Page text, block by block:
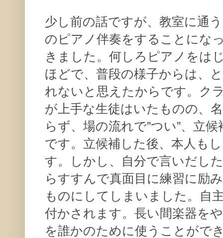
少し前の話ですが、教室に通
のピアノ伴奏をすることにな
きました。何しろピアノをは
ほどで、普段の様子からは、
れないと思えたからです。ク
が上手な生徒はいたものの、
らず、場の流れで”つい”、立
です。立候補した後、本人も
す。しかし、自分で言いだし
らすすんで真面目に練習に励
ものにしてしまいました。自
付かされます。長い間楽器を
を誰かのために使うことがで